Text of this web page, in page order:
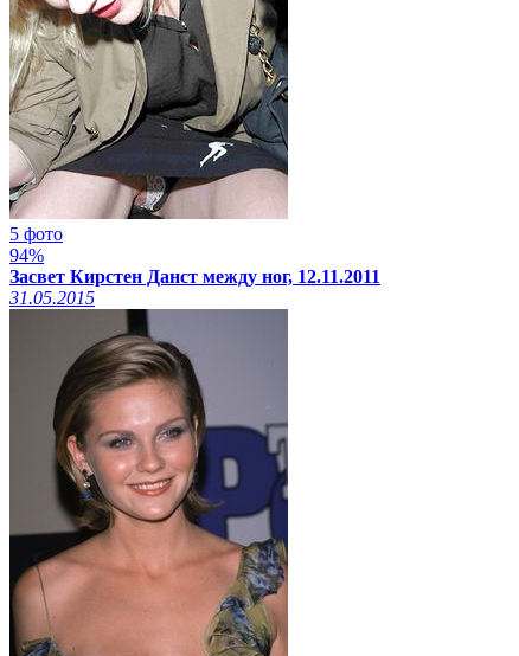
5 фото
94%
Засвет Кирстен Данст между ног, 12.11.2011
31.05.2015